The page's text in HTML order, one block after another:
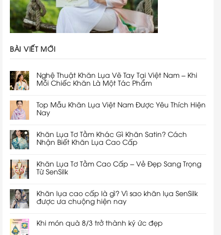
BÀI VIẾT MỚI
Nghệ Thuật Khăn Lụa Vẽ Tay Tại Việt Nam – Khi
Mỗi Chiếc Khăn Là Một Tác Phẩm
Top Mẫu Khăn Lụa Việt Nam Được Yêu Thích Hiện
Nay
Khăn Lụa Tơ Tằm Khác Gì Khăn Satin? Cách
Nhận Biết Khăn Lụa Cao Cấp
Khăn Lụa Tơ Tằm Cao Cấp – Vẻ Đẹp Sang Trọng
Từ SenSilk
Khăn lụa cao cấp là gì? Vì sao khăn lụa SenSilk
được ưa chuộng hiện nay
Khi món quà 8/3 trở thành ký ức đẹp